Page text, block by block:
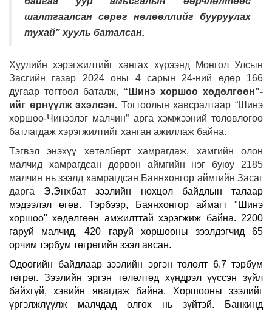
шалтгаалсан сөрөг нөлөөллийг бууруулах
тухай” хууль баталсан.
Хуулийн хэрэгжилтийг хангах хүрээнд Монгол Улсын
Засгийн газар 2024 оны 4 сарын 24-ний өдөр 166
дугаар тогтоол баталж, “Шинэ хоршоо хөдөлгөөн”-
ийг өрнүүлж эхэлсэн. Тогтоолын хавсралтаар “Шинэ
хоршоо-Чинээлэг малчин” арга хэмжээний төлөвлөгөө
батлагдаж хэрэгжилтийг ханган ажиллаж байна.
Тэгвэл энэхүү хөтөлбөрт хамрагдаж, хамгийн олон
малчид хамрагдсан дөрвөн аймгийн нэг буюу 2185
малчин нь зээлд хамрагдсан Баянхонгор аймгийн Засаг
дарга Э.Энхбат зээлийн нөхцөл байдлын талаар
мэдээлэл өгөв. Тэрбээр, Баянхонгор
аймагт " Шинэ
хоршоо" хөдөлгөөн амжилттай хэрэгжиж байна. 2200
гаруй малчид, 420 гаруй хоршооны зээлдэгчид 65
орчим тэрбум төгрөгийн зээл авсан.
Одоогийн
байдлаар зээлийн эргэн төлөлт 6.7 тэрбум
төгрөг. Зээлийн
эргэн төлөлтөд хүндрэл үүссэн
зүйл
байхгүй, хэвийн
явагдаж
байна. Хоршооны зээлийг
үргэлжлүүлж малчдад олгох нь зүйтэй. Банкинд